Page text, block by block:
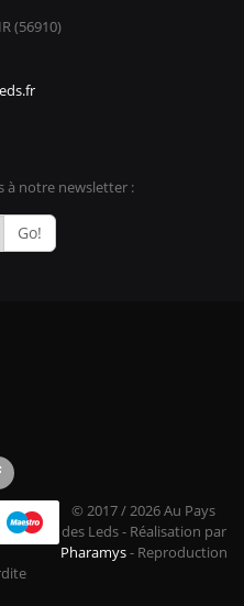
(56910)
à notre newsletter :
Go!
© 2017 / 2026 Au Pays
des Leds - Réalisation par
Pharamys- Reproduction